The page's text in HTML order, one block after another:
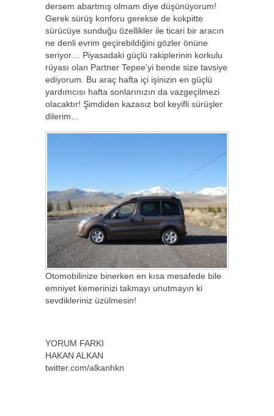
dersem abartmış olmam diye düşünüyorum!
Gerek sürüş konforu gerekse de kokpitte
sürücüye sunduğu özellikler ile ticari bir aracın
ne denli evrim geçirebildiğini gözler önüne
seriyor… Piyasadaki güçlü rakiplerinin korkulu
rüyası olan Partner Tepee’yi bende size tavsiye
ediyorum. Bu araç hafta içi işinizin en güçlü
yardımcısı hafta sonlarınızın da vazgeçilmezi
olacaktır! Şimdiden kazasız bol keyifli sürüşler
dilerim…
Otomobilinize binerken en kısa mesafede bile
emniyet kemerinizi takmayı unutmayın ki
sevdikleriniz üzülmesin!
YORUM FARKI
HAKAN ALKAN
twitter.com/alkanhkn